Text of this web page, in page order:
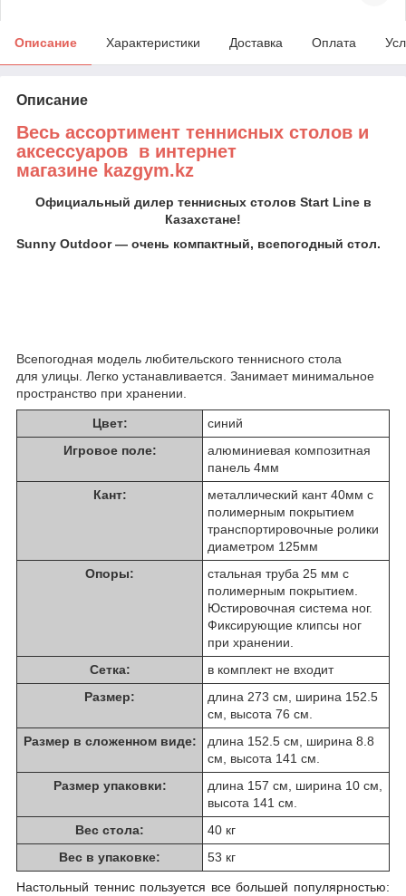
Описание Характеристики Доставка Оплата
Описание
Весь ассортимент теннисных столов и
аксессуаров в интернет
магазине kazgym.kz
Официальный дилер теннисных столов Start Line в
Казахстане!
Sunny Outdoor ― очень компактный, всепогодный стол.
Всепогодная модель любительского теннисного стола
для улицы. Легко устанавливается. Занимает минимальное
пространство при хранении.
Цвет:
синий
Игровое поле:
алюминиевая композитная
панель 4мм
Кант:
металлический кант 40мм с
полимерным покрытием
транспортировочные ролики
диаметром 125мм
Опоры:
стальная труба 25 мм с
полимерным покрытием.
Юстировочная система ног.
Фиксирующие клипсы ног
при хранении.
Сетка:
в комплект не входит
Размер:
длина 273 см, ширина 152.5
см, высота 76 см.
Размер в сложенном виде:
длина 152.5 см, ширина 8.8
см, высота 141 см.
Размер упаковки:
длина 157 см, ширина 10 см,
высота 141 см.
Вес стола:
40 кг
Вес в упаковке:
53 кг
Настольный теннис пользуется все большей популярностью: